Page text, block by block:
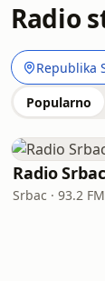
Radio
Republika
Popularno
Radio Srbac
Srbac · 93.2 FM